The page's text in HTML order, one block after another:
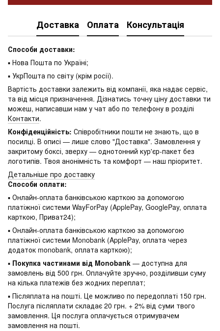
Доставка Оплата Консультація
Способи доставки:
▪ Нова Пошта по Україні;
▪ УкрПошта по світу (крім росії).
Вартість доставки залежить від компанії, яка надає сервіс,
та від місця призначення. Дізнатись точну ціну доставки ти
можеш, написавши нам у чат або по телефону в розділі
Контакти.
Конфіденційність: Співробітники пошти не знають, що в
посилці. В описі — лише слово "Доставка". Замовлення у
закритому боксі, зверху — однотонний кур'єр-пакет без
логотипів. Твоя анонімність та комфорт — наш пріоритет.
Детальніше про доставку
Способи оплати:
▪ Онлайн-оплата банківською карткою за допомогою
платіжної системи WayForPay (ApplePay, GooglePay, оплата
карткою, Приват24);
▪ Онлайн-оплата банківською карткою за допомогою
платіжної системи Monobank (ApplePay, оплата через
додаток monobank, оплата карткою);
▪ Покупка частинами від Monobank — доступна для
замовлень від 500 грн. Оплачуйте зручно, розділивши суму
на кілька платежів без жодних переплат;
▪ Післяплата на пошті. Це можливо по передоплаті 150 грн.
Послуга післяплати складає 20 грн. + 2% від суми твого
замовлення. Ця послуга оплачується отримувачем
замовлення на пошті.